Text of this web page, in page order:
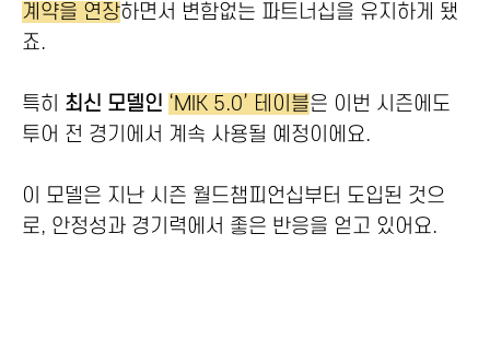
계약을 연장하면서 변함없는 파트너십을 유지하게 됐
죠.
특히 최신 모델인 ‘MIK 5.0’ 테이블은 이번 시즌에도
투어 전 경기에서 계속 사용될 예정이에요.
이 모델은 지난 시즌 월드챔피언십부터 도입된 것으
로, 안정성과 경기력에서 좋은 반응을 얻고 있어요.